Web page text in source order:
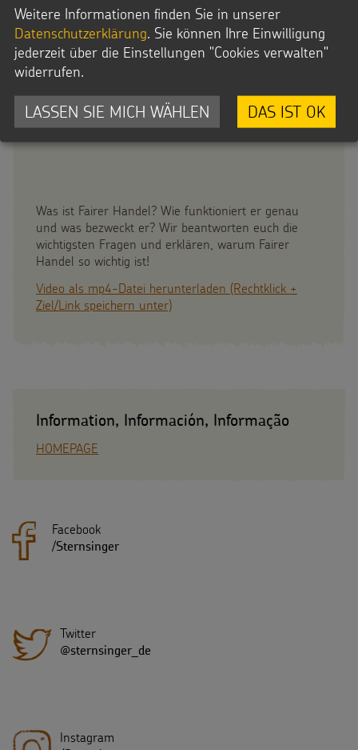
Was ist Fairer Handel? Wie funktioniert er genau
und was bezweckt er? Wir beantworten euch die
wichtigsten Fragen und erklären, warum Fairer
Handel so wichtig ist!
Video als mp4-Datei herunterladen (Rechtklick +
Ziel/Link speichern unter)
Information, Información, Informação
HOMEPAGE
Facebook
/Sternsinger
Twitter
@sternsinger_de
Instagram
Weitere Informationen finden Sie in unserer
Datenschutzerklärung. Sie können Ihre Einwilligung
jederzeit über die Einstellungen "Cookies verwalten"
widerrufen.
LASSEN SIE MICH WÄHLEN DAS IST OK